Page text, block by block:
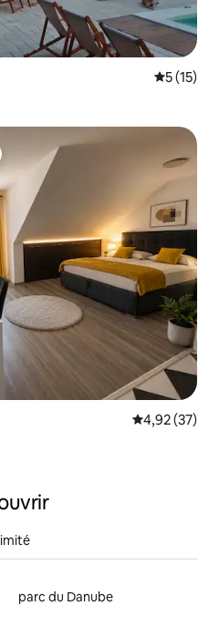
5 (15)
Évaluation
4,92 (37)
parc du Danube